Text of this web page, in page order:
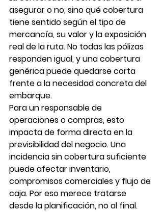
asegurar o no, sino qué cobertura
tiene sentido según el tipo de
mercancía, su valor y la exposición
real de la ruta. No todas las pólizas
responden igual, y una cobertura
genérica puede quedarse corta
frente a la necesidad concreta del
embarque.
Para un responsable de
operaciones o compras, esto
impacta de forma directa en la
previsibilidad del negocio. Una
incidencia sin cobertura suficiente
puede afectar inventario,
compromisos comerciales y flujo de
caja. Por eso merece tratarse
desde la planificación, no al final.